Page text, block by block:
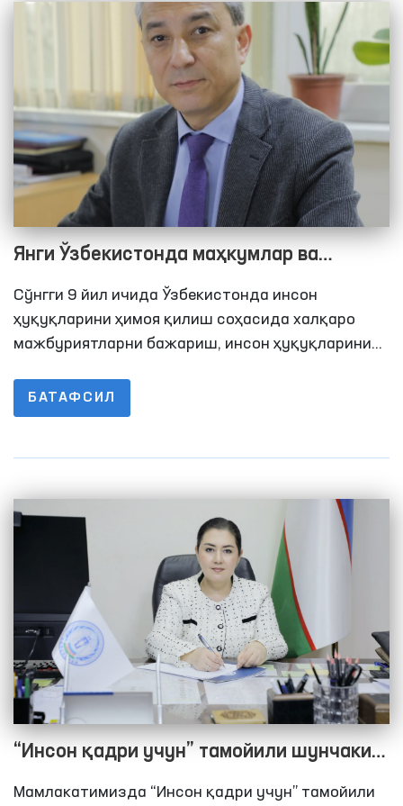
Янги Ўзбекистонда маҳкумлар ва
маҳбуслар ҳуқуқларини таъминлаш
Сўнгги 9 йил ичида Ўзбекистонда инсон
ҳуқуқларини ҳимоя қилиш соҳасида халқаро
мажбуриятларни бажариш, инсон ҳуқуқларини
ташкилий-ҳуқуқий базани мустаҳкамлаш,
халқаро стандартларни миллий қонунчиликка
ишлар амалга оширилди.
БАТАФСИЛ
“Инсон қадри учун” тамойили шунчаки
шиор эмас — бу халқ ҳаётига айланган
Мамлакатимизда “Инсон қадри учун” тамойили